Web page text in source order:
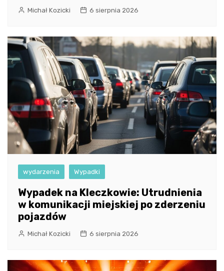
Michał Kozicki 6 sierpnia 2026
wydarzenia Wypadki
Wypadek na Kleczkowie: Utrudnienia
w komunikacji miejskiej po zderzeniu
pojazdów
Michał Kozicki 6 sierpnia 2026